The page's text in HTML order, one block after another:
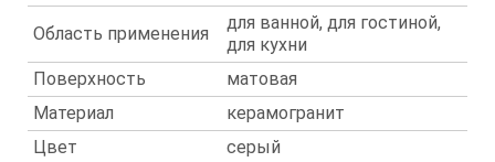
Область применения
для ванной, для гостиной,
для кухни
Поверхность
матовая
Материал
керамогранит
Цвет
серый